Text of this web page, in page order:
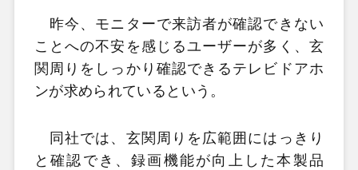
昨今、モニターで来訪者が確認できない
ことへの不安を感じるユーザーが多く、玄
関周りをしっかり確認できるテレビドアホ
ンが求められているという。
同社では、玄関周りを広範囲にはっきり
と確認でき、録画機能が向上した本製品